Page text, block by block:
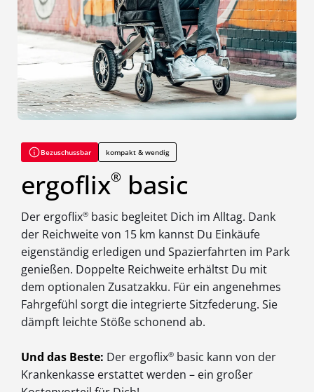
Bezuschussbar kompakt & wendig
ergoflix® basic
Der ergoflix® basic begleitet Dich im Alltag. Dank
der Reichweite von 15 km kannst Du Einkäufe
eigenständig erledigen und Spazierfahrten im Park
genießen. Doppelte Reichweite erhältst Du mit
dem optionalen Zusatzakku. Für ein angenehmes
Fahrgefühl sorgt die integrierte Sitzfederung. Sie
dämpft leichte Stöße schonend ab.
Und das Beste: Der ergoflix® basic kann von der
Krankenkasse erstattet werden – ein großer